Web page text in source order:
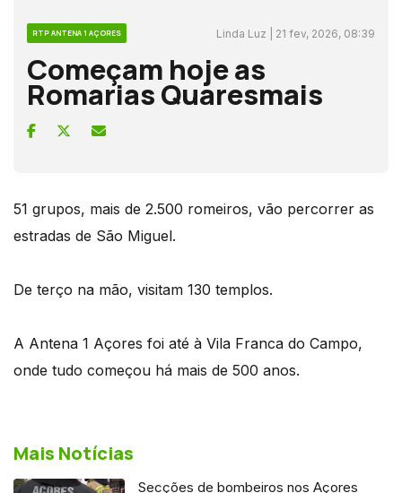
RTP ANTENA 1 AÇORES Linda Luz | 21 fev, 2026, 08:39
Começam hoje as
Romarias Quaresmais
51 grupos, mais de 2.500 romeiros, vão percorrer as
estradas de São Miguel.
De terço na mão, visitam 130 templos.
A Antena 1 Açores foi até à Vila Franca do Campo,
onde tudo começou há mais de 500 anos.
Mais Notícias
Secções de bombeiros nos Açores